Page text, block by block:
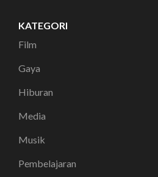
KATEGORI
Film
Gaya
Hiburan
Media
Musik
Pembelajaran